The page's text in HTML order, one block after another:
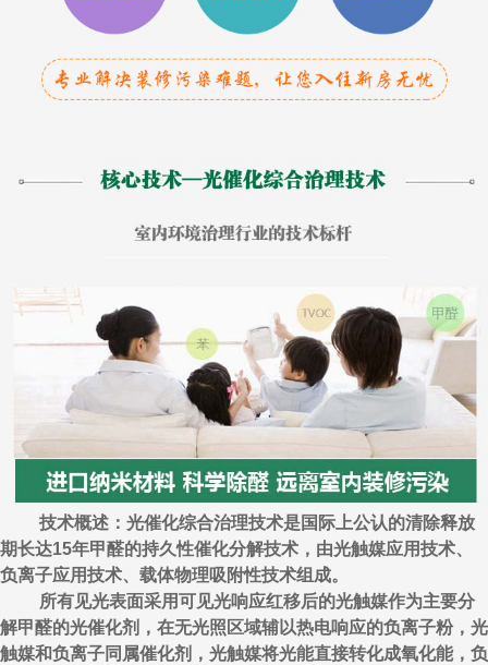
技术概述：光催化综合治理技术是国际上公认的清除释放
期长达15年甲醛的持久性催化分解技术，由光触媒应用技术、
负离子应用技术、载体物理吸附性技术组成。
所有见光表面采用可见光响应红移后的光触媒作为主要分
解甲醛的光催化剂，在无光照区域辅以热电响应的负离子粉，光
触媒和负离子同属催化剂，光触媒将光能直接转化成氧化能，负